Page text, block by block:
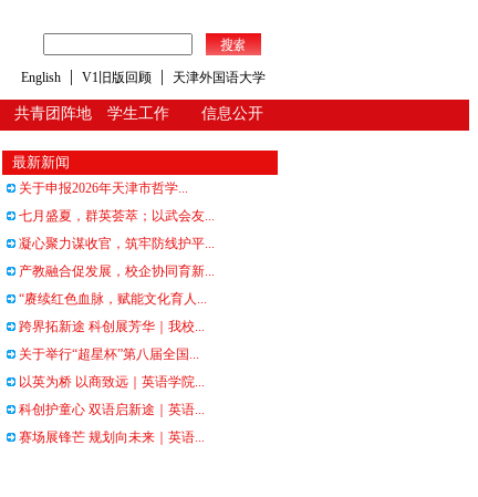
English | V1旧版回顾 | 天津外国语大学
共青团阵地 学生工作 信息公开
最新新闻
关于申报2026年天津市哲学...
七月盛夏，群英荟萃；以武会友...
凝心聚力谋收官，筑牢防线护平...
产教融合促发展，校企协同育新...
“赓续红色血脉，赋能文化育人...
跨界拓新途 科创展芳华｜我校...
关于举行“超星杯”第八届全国...
以英为桥 以商致远｜英语学院...
科创护童心 双语启新途｜英语...
赛场展锋芒 规划向未来｜英语...